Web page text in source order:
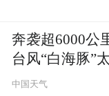
奔袭超6000公
台风“白海豚”
中国天气